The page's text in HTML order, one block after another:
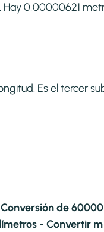
0,00000621
Es el tercer
Conversión de
- Convertir